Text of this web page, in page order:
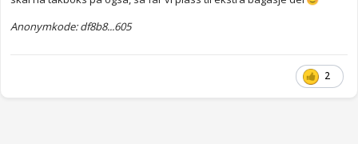
Anonymkode: df8b8...605
2